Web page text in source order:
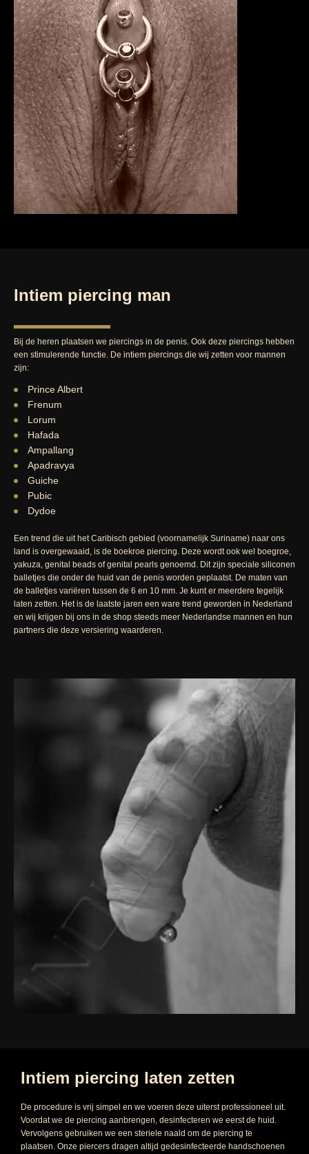
Intiem piercing man
Bij de heren plaatsen we piercings in de penis. Ook deze piercings hebben
een stimulerende functie. De intiem piercings die wij zetten voor mannen
zijn:
Prince Albert
Frenum
Lorum
Hafada
Ampallang
Apadravya
Guiche
Pubic
Dydoe
Een trend die uit het Caribisch gebied (voornamelijk Suriname) naar ons
land is overgewaaid, is de boekroe piercing. Deze wordt ook wel boegroe,
yakuza, genital beads of genital pearls genoemd. Dit zijn speciale siliconen
balletjes die onder de huid van de penis worden geplaatst. De maten van
de balletjes variëren tussen de 6 en 10 mm. Je kunt er meerdere tegelijk
laten zetten. Het is de laatste jaren een ware trend geworden in Nederland
en wij krijgen bij ons in de shop steeds meer Nederlandse mannen en hun
partners die deze versiering waarderen.
Intiem piercing laten zetten
De procedure is vrij simpel en we voeren deze uiterst professioneel uit.
Voordat we de piercing aanbrengen, desinfecteren we eerst de huid.
Vervolgens gebruiken we een steriele naald om de piercing te
plaatsen. Onze piercers dragen altijd gedesinfecteerde handschoenen